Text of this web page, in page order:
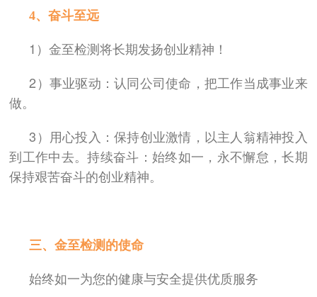
4、奋斗至远
1）金至检测将长期发扬创业精神！
2）事业驱动：认同公司使命，把工作当成事业来
做。
3）用心投入：保持创业激情，以主人翁精神投入
到工作中去。持续奋斗：始终如一，永不懈怠，长期
保持艰苦奋斗的创业精神。
三、金至检测的使命
始终如一为您的健康与安全提供优质服务